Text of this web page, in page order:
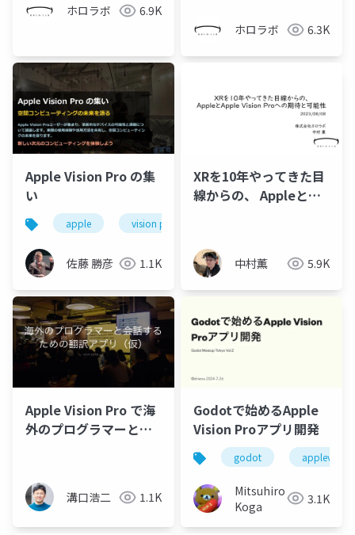
ホロラボ 6.9K
ホロラボ 6.3K
Apple Vision Pro の集
い
apple vision pro
佐藤 勝彦 1.1K
XRを10年やってきた目
線からの、 Appleと
中村薫 5.9K
Apple Vision Pro で海
外のプログラマーと会
溝口浩二 1.1K
Godotで始めるApple
Vision Proアプリ開発
godot
Mitsuhiro
Koga
3.1K